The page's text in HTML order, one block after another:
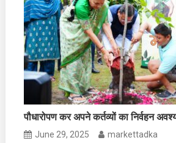
पौधारोपण कर अपने कर्तव्यों का निर्वहन
June 29, 2025 markettadka